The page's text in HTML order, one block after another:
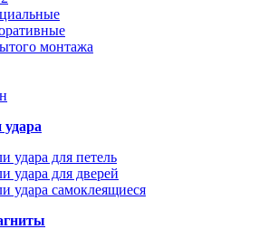
монтажа
удара для петель
удара для дверей
удара самоклеящиеся